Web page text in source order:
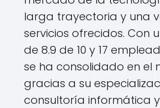
larga trayectoria y una
servicios ofrecidos. Con
de 8.9 de 10 y 17
se ha consolidado en el
gracias a su
consultoría informática